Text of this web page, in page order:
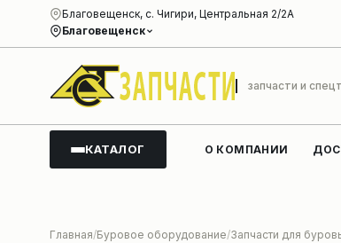
Благовещенск
Благовещенск, с. Чигири, Центральная 2/2А
запчасти и
КАТАЛОГ О КОМПАНИИ
Главная Буровое оборудование Запчасти для